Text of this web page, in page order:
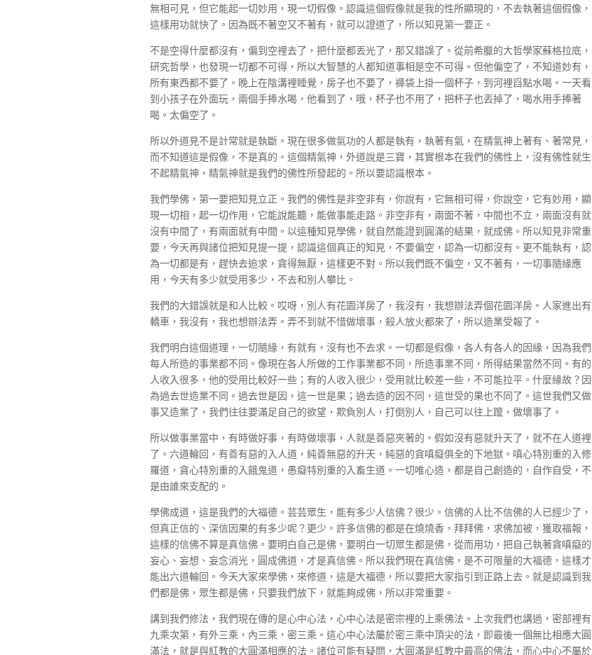
無相可見，但它能起一切妙用，現一切假像。認識這個假像就是我的性所顯現的，不去執著這個假像，
這樣用功就快了。因為既不著空又不著有，就可以證道了，所以知見第一要正。
不是空得什麼都沒有，偏到空裡去了，把什麼都丟光了，那又錯誤了。從前希臘的大哲學家蘇格拉底，
研究哲學，也發現一切都不可得，所以大智慧的人都知道事相是空不可得。但他偏空了，不知道妙有，
所有東西都不要了。晚上在陰溝裡睡覺，房子也不要了，褲袋上掛一個杯子，到河裡舀點水喝。一天看
到小孩子在外面玩，兩個手捧水喝，他看到了，哦，杯子也不用了，把杯子也丟掉了，喝水用手捧著
喝。太偏空了。
所以外道見不是計常就是執斷。現在很多做氣功的人都是執有，執著有氣，在精氣神上著有、著常見，
而不知道這是假像，不是真的。這個精氣神，外道說是三寶，其實根本在我們的佛性上，沒有佛性就生
不起精氣神，精氣神就是我們的佛性所發起的。所以要認識根本。
我們學佛，第一要把知見立正。我們的佛性是非空非有，你說有，它無相可得，你說空，它有妙用，顯
現一切相，起一切作用，它能說能聽，能做事能走路。非空非有，兩面不著，中間也不立，兩面沒有就
沒有中間了，有兩面就有中間。以這種知見學佛，就自然能證到圓滿的結果，就成佛。所以知見非常重
要，今天再與諸位把知見提一提，認識這個真正的知見，不要偏空，認為一切都沒有。更不能執有，認
為一切都是有，趕快去追求，貪得無厭，這樣更不對。所以我們既不偏空，又不著有，一切事隨緣應
用，今天有多少就受用多少，不去和別人攀比。
我們的大錯誤就是和人比較。哎呀，別人有花園洋房了，我沒有，我想辦法弄個花園洋房。人家進出有
轎車，我沒有，我也想辦法弄。弄不到就不惜做壞事，殺人放火都來了，所以造業受報了。
我們明白這個道理，一切隨緣，有就有，沒有也不去求。一切都是假像，各人有各人的因緣，因為我們
每人所造的事業都不同。像現在各人所做的工作事業都不同，所造事業不同，所得結果當然不同。有的
人收入很多，他的受用比較好一些；有的人收入很少，受用就比較差一些，不可能拉平。什麼緣故？因
為過去世造業不同。過去世是因，這一世是果；過去造的因不同，這世受的果也不同了。這世我們又做
事又造業了，我們往往要滿足自己的欲望，欺負別人，打倒別人，自己可以往上躥，做壞事了。
所以做事業當中，有時做好事，有時做壞事，人就是善惡夾著的。假如沒有惡就升天了，就不在人道裡
了。六道輪回，有善有惡的入人道，純善無惡的升天，純惡的貪嗔癡俱全的下地獄。嗔心特別重的入修
羅道，貪心特別重的入餓鬼道，愚癡特別重的入畜生道。一切唯心造，都是自己創造的，自作自受，不
是由誰來支配的。
學佛成道，這是我們的大福德。芸芸眾生，能有多少人信佛？很少。信佛的人比不信佛的人已經少了，
但真正信的、深信因果的有多少呢？更少。許多信佛的都是在燒燒香，拜拜佛，求佛加被，獲取福報，
這樣的信佛不算是真信佛。要明白自己是佛，要明白一切眾生都是佛，從而用功，把自己執著貪嗔癡的
妄心、妄想、妄念消光，圓成佛道，才是真信佛。所以我們現在真信佛，是不可限量的大福德，這樣才
能出六道輪回。今天大家來學佛，來修道，這是大福德，所以要把大家指引到正路上去。就是認識到我
們都是佛，眾生都是佛，只要我們放下，就能夠成佛，所以非常重要。
講到我們修法，我們現在傳的是心中心法，心中心法是密宗裡的上乘佛法。上次我們也講過，密部裡有
九乘次第，有外三乘，內三乘，密三乘。這心中心法屬於密三乘中頂尖的法，即最後一個無比相應大圓
滿法，就是與紅教的大圓滿相應的法。諸位可能有疑問，大圓滿是紅教中最高的佛法，而心中心不屬於